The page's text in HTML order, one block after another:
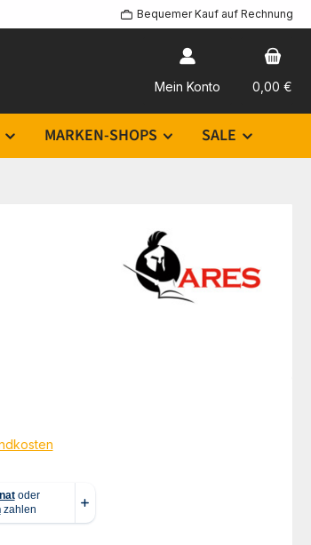
Bequemer Kauf auf Rechnung
Mein Konto 0,00 €
MARKEN-SHOPS SALE